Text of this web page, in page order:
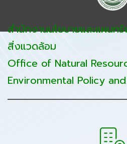
สำนักงานนโยบายและแผนท
สิ่งแวดล้อม
Office of Natural
Environmental Policy